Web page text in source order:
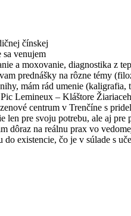
čínskej
sa venujem
a moxovanie, diagnostika z
prednášky na rôzne témy
mám rád umenie (kaligrafia,
Lemineux – Kláštore
centrum v Trenčíne s
len pre svoju potrebu, ale aj
dôraz na reálnu prax vo
existencie, čo je v súlade s